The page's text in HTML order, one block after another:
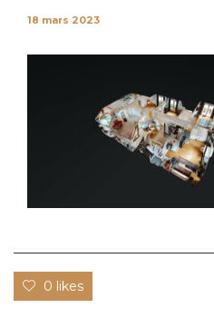
18 mars 2023
0 likes